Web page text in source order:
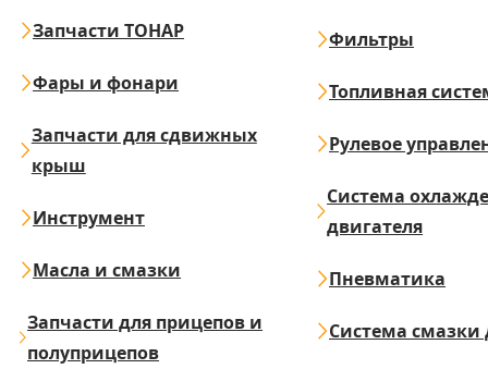
Запчасти ТОНАР
Фары и фонари
Запчасти для сдвижных
крыш
Инструмент
Масла и смазки
Запчасти для прицепов и
полуприцепов
Фильтры
Топливная
Рулевое
Система
двигателя
Пневматика
Система смазки